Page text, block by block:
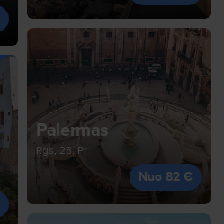
Palermas
Rgs, 28, Pr
Nuo 82 €